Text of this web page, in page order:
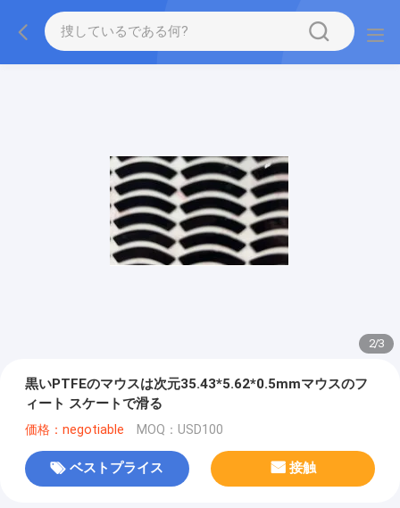
2/3
黒いPTFEのマウスは次元35.43*5.62*0.5mmマウスのフ
ィート スケートで滑る
価格：negotiable MOQ：USD100
ベストプライス 接触